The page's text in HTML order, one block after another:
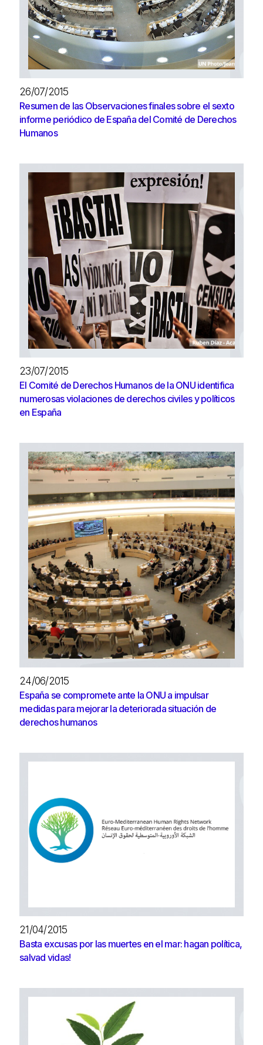
26/07/2015
Resumen de las Observaciones finales sobre el sexto
informe periódico de España del Comité de Derechos
Humanos
23/07/2015
El Comité de Derechos Humanos de la ONU identifica
numerosas violaciones de derechos civiles y políticos
en España
24/06/2015
España se compromete ante la ONU a impulsar
medidas para mejorar la deteriorada situación de
derechos humanos
21/04/2015
Basta excusas por las muertes en el mar: hagan política,
salvad vidas!